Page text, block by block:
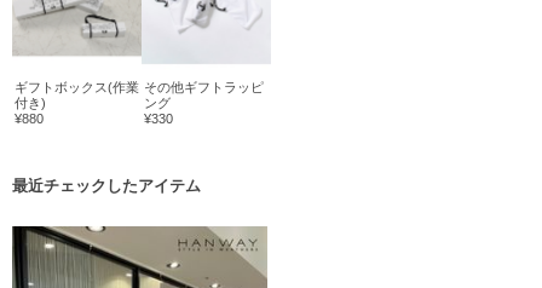
ギフトボックス(作業
付き)
¥880
その他ギフトラッピ
ング
¥330
最近チェックしたアイテム